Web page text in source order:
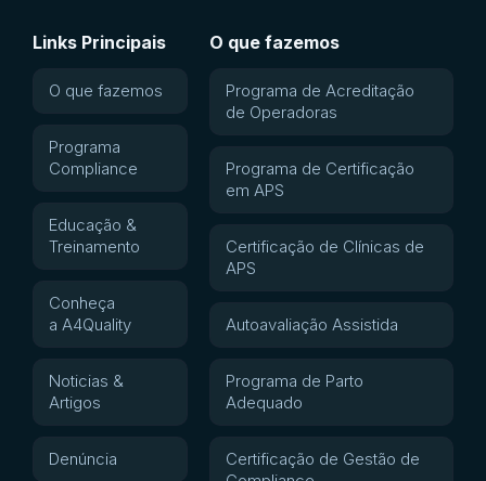
Links Principais
O que fazemos
Programa
Compliance
Educação &
Treinamento
Conheça
a A4Quality
Noticias &
Artigos
Denúncia
O que fazemos
Programa de Acreditação
de Operadoras
Programa de Certificação
em APS
Certificação de Clínicas de
APS
Autoavaliação Assistida
Programa de Parto
Adequado
Certificação de Gestão de